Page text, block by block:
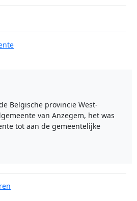
Belgische provincie West-
van Anzegem, het was
tot aan de gemeentelijke